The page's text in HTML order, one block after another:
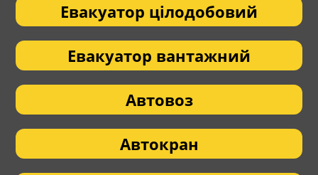
Евакуатор цілодобовий
Евакуатор вантажний
Автовоз
Автокран